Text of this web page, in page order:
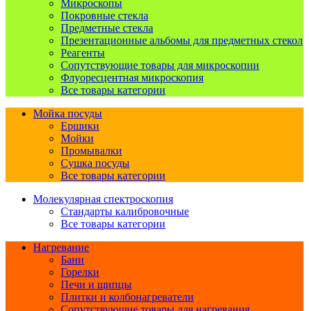
Микроскопы
Покровные стекла
Предметные стекла
Презентационные альбомы для предметных стекол
Реагенты
Сопутствующие товары для микроскопии
Флуоресцентная микроскопия
Все товары категории
Мойка посуды
Ершики
Мойки
Промывалки
Сушка посуды
Все товары категории
Молекулярная спектроскопия
Стандарты калибровочные
Все товары категории
Нагревание
Бани
Горелки
Печи и щипцы
Плитки и колбонагреватели